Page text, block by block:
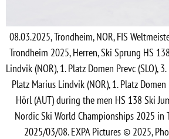
08.03.2025, Trondheim, NOR, FIS
Trondheim 2025, Herren, Ski Sprung HS
Lindvik (NOR), 1. Platz Domen Prevc (SLO),
Platz Marius Lindvik (NOR), 1. Platz Domen
Hörl (AUT) during the men HS 138 Ski
Nordic Ski World Championships 2025 in
2025/03/08. EXPA Pictures © 2025,